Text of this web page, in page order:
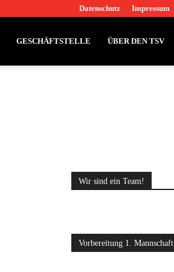
Datenschutz Impressum
GESCHÄFTSTELLE ÜBER DEN TSV
Wir sind ein Team!
Vorbereitung 1. Mannschaft